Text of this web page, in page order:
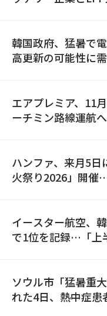
韓国政府、猛暑で
高更新の可能性に
エアプレミア、11
ーチミン路線運航
ハンファ、来月5日
火祭り2026」開催
イースター航空、
で1位を記録…「上
ソウル市「猛暑重
れた4日、熱中症患